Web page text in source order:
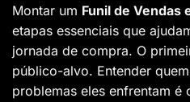
Montar um Funil de Vendas
etapas essenciais que
jornada de compra. O
público-alvo. Entender
problemas eles enfrentam é